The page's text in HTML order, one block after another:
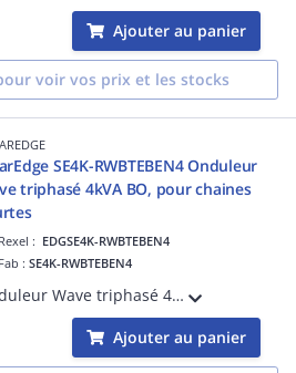
Ajouter au panier
voir vos prix et les stocks
SE4K-RWBTEBEN4 Onduleur
triphasé 4kVA BO, pour chaines
: EDGSE4K-RWBTEBEN4
:SE4K-RWBTEBEN4
Onduleur Wave triphasé 4kVA BO, pour chaines courtes, gamme Résidentielle, compatible avec l'écosystème de SolarEdge : Chargeur de VE, et appareils de domotique.
Ajouter au panier